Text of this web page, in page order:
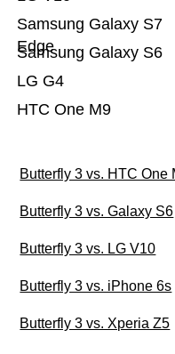
HTC One M9
LG G4
Samsung Galaxy S6
Samsung Galaxy S7
Edge
Butterfly 3 vs. HTC One
Butterfly 3 vs. Galaxy S6
Butterfly 3 vs. LG V10
Butterfly 3 vs. iPhone 6s
Butterfly 3 vs. Xperia Z5